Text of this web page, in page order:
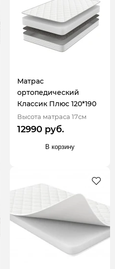
Матрас
ортопедический
Классик Плюс 120*190
Высота матраса 17см
12990 руб.
В корзину